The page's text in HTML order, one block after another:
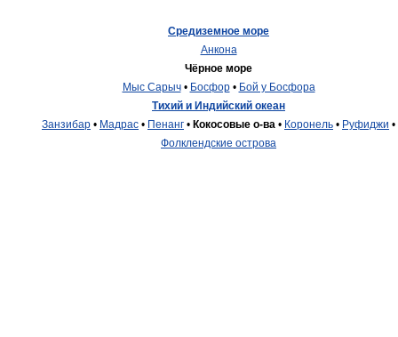
Средиземное море
Анкона
Чёрное море
Мыс Сарыч• Босфор• Бой у Босфора
Тихий и Индийский океан
Занзибар • Мадрас • Пенанг • Кокосовые о-ва • Коронель • Руфиджи •
Фолклендские острова